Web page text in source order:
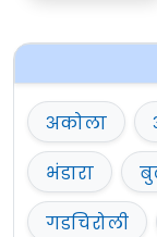
अकोला
भंडारा
गडचिरोली